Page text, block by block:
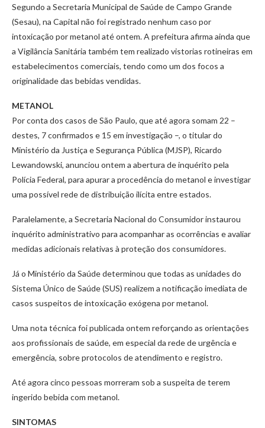
Segundo a Secretaria Municipal de Saúde de Campo Grande
(Sesau), na Capital não foi registrado nenhum caso por
intoxicação por metanol até ontem. A prefeitura afirma ainda que
a Vigilância Sanitária também tem realizado vistorias rotineiras em
estabelecimentos comerciais, tendo como um dos focos a
originalidade das bebidas vendidas.
METANOL
Por conta dos casos de São Paulo, que até agora somam 22 –
destes, 7 confirmados e 15 em investigação –, o titular do
Ministério da Justiça e Segurança Pública (MJSP), Ricardo
Lewandowski, anunciou ontem a abertura de inquérito pela
Polícia Federal, para apurar a procedência do metanol e investigar
uma possível rede de distribuição ilícita entre estados.
Paralelamente, a Secretaria Nacional do Consumidor instaurou
inquérito administrativo para acompanhar as ocorrências e avaliar
medidas adicionais relativas à proteção dos consumidores.
Já o Ministério da Saúde determinou que todas as unidades do
Sistema Único de Saúde (SUS) realizem a notificação imediata de
casos suspeitos de intoxicação exógena por metanol.
Uma nota técnica foi publicada ontem reforçando as orientações
aos profissionais de saúde, em especial da rede de urgência e
emergência, sobre protocolos de atendimento e registro.
Até agora cinco pessoas morreram sob a suspeita de terem
ingerido bebida com metanol.
SINTOMAS